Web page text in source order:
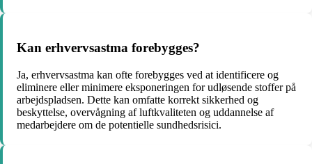
Kan erhvervsastma forebygges?
Ja, erhvervsastma kan ofte forebygges ved at identificere og
eliminere eller minimere eksponeringen for udløsende stoffer på
arbejdspladsen. Dette kan omfatte korrekt sikkerhed og
beskyttelse, overvågning af luftkvaliteten og uddannelse af
medarbejdere om de potentielle sundhedsrisici.